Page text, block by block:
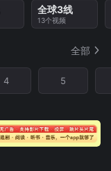
全球3线
13个视频
全部
4 5